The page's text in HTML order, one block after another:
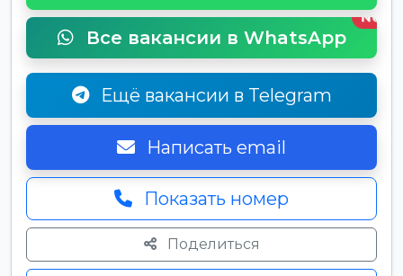
Все вакансии в WhatsApp
New
Ещё вакансии в Telegram
Написать email
Показать номер
Поделиться